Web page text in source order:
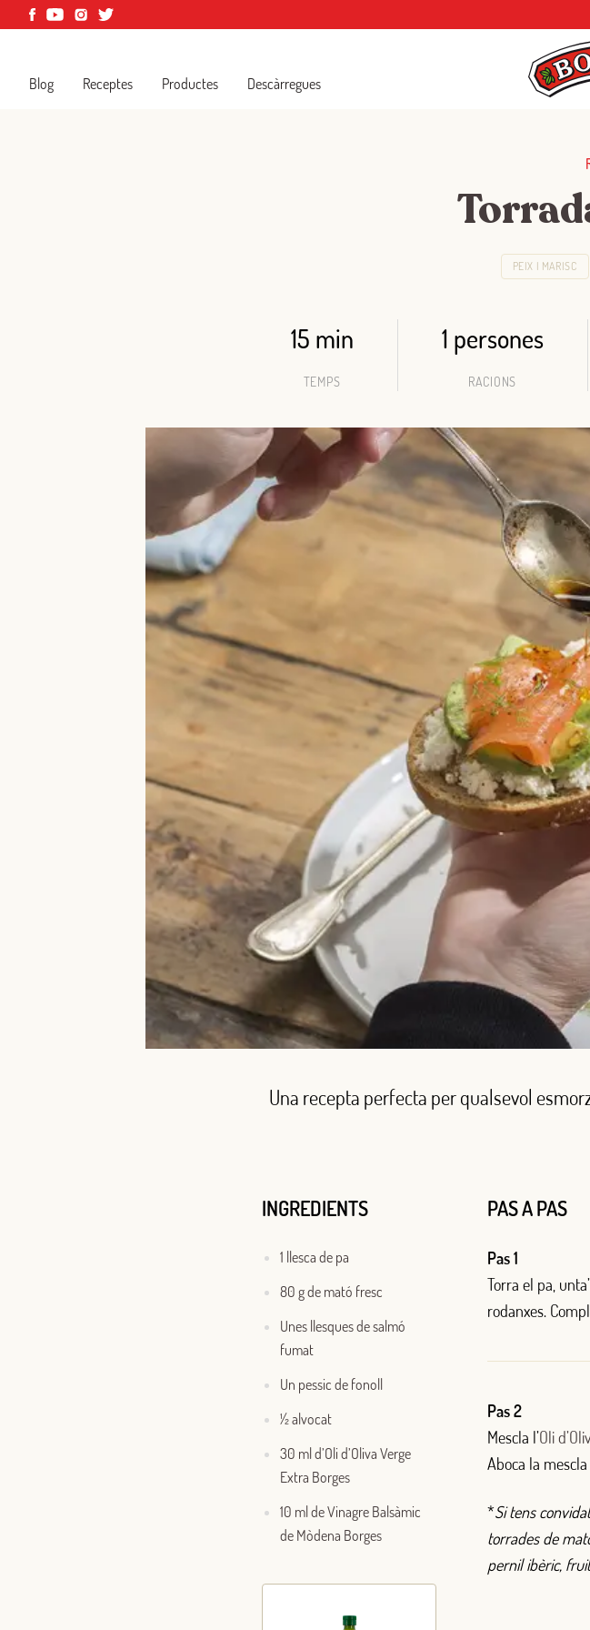
Blog Receptes Productes Descàrregues
PEIX I MARISC
15 min
TEMPS
1 persones
RACIONS
Una recepta perfecta per qualsevol
INGREDIENTS
1 llesca de pa
80 g de mató fresc
Unes llesques de salmó
fumat
Un pessic de fonoll
½ alvocat
30 ml d’Oli d’Oliva Verge
Extra Borges
10 ml de Vinagre Balsàmic
de Mòdena Borges
PAS A PAS
Pas 1
Torra el pa,
rodanxes.
Pas 2
Mescla l’Oli
Aboca la
*Si tens
torrades de
pernil ibèric,
Inicia
O AMB LA TEVA